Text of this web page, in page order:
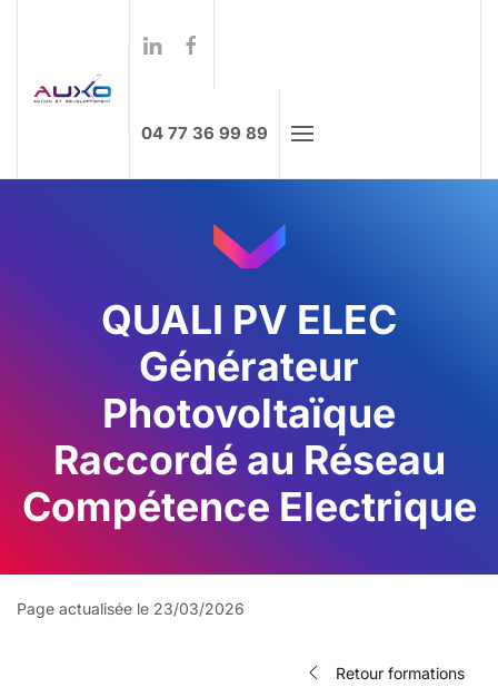
Skip to main content
04 77 36 99 89
QUALI PV ELEC
Générateur
Photovoltaïque
Raccordé au Réseau
Compétence Electrique
Page actualisée le 23/03/2026
Retour formations